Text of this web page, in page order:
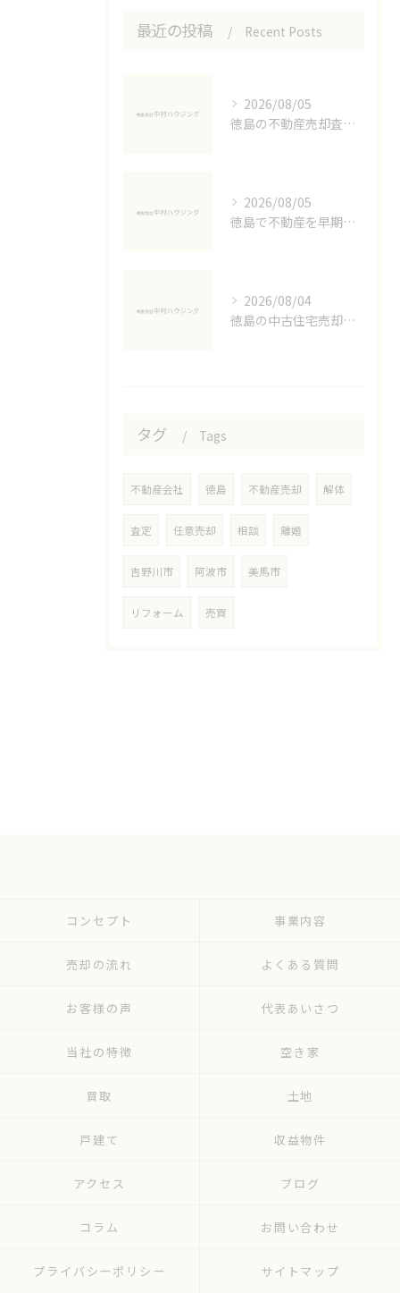
最近の投稿 Recent Posts
2026/08/05
徳島の不動産売却査定と注意点解説
2026/08/05
徳島で不動産を早期に売却する方法
2026/08/04
徳島の中古住宅売却で注意すべきポイント
タグ Tags
不動産会社 徳島 不動産売却 解体
査定 任意売却 相談 離婚
吉野川市 阿波市 美馬市
リフォーム 売買
コンセプト 事業内容
売却の流れ よくある質問
お客様の声 代表あいさつ
当社の特徴 空き家
買取 土地
戸建て 収益物件
アクセス ブログ
コラム お問い合わせ
プライバシーポリシー サイトマップ